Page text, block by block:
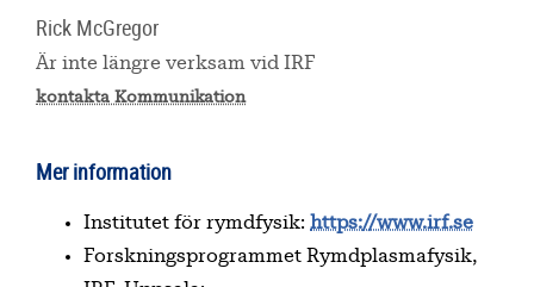
Rick McGregor
Är inte längre verksam vid IRF
kontakta Kommunikation
Mer information
Institutet för rymdfysik: https://www.irf.se
Forskningsprogrammet Rymdplasmafysik,